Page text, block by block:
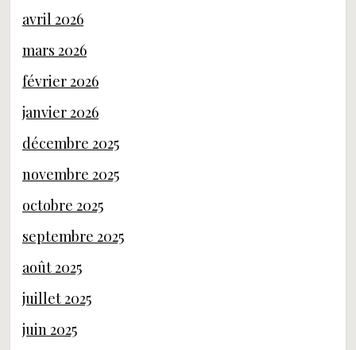
avril 2026
mars 2026
février 2026
janvier 2026
décembre 2025
novembre 2025
octobre 2025
septembre 2025
août 2025
juillet 2025
juin 2025